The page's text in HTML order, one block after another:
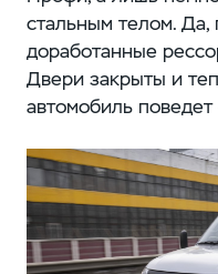
стальным телом.
доработанные
Двери закрыты и
автомобиль